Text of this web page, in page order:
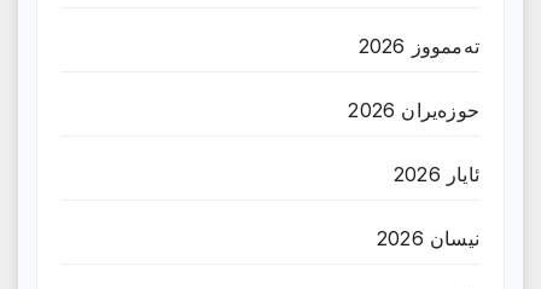
تەممووز 2026
حوزه‌یران 2026
ئایار 2026
نیسان 2026